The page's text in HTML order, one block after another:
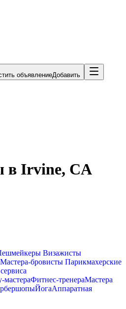
объявлениеДобавить
в Irvine, CA
Визажисты
Мастера-бровисты Парикмахерские
мастераФитнес-тренераМастера
ЙогаАппаратная